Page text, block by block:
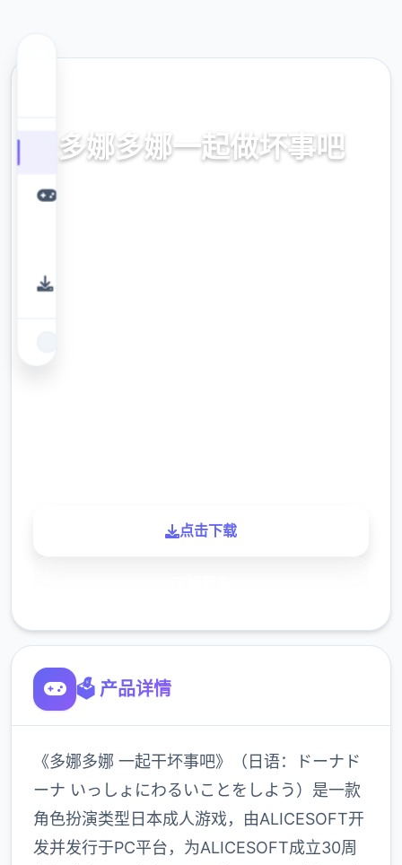
多娜多娜一起做坏事吧
官方中文，中文下载，中文入口，官网入口，
点击下载
🗳️ 产品详情
《多娜多娜 一起干坏事吧》（日语：ドーナド
ーナ いっしょにわるいことをしよう）是一款
角色扮演类型日本成人游戏，由ALICESOFT开
发并发行于PC平台，为ALICESOFT成立30周